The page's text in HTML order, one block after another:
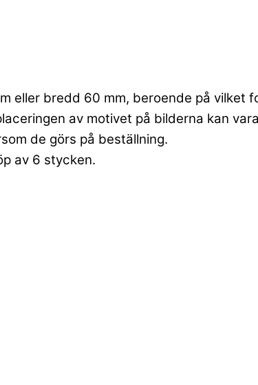
eller bredd 60 mm, beroende på
av motivet på bilderna kan
de görs på beställning.
av 6 stycken.